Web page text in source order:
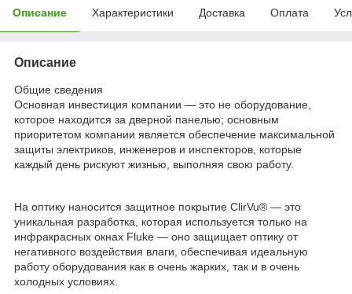
Описание Характеристики Доставка Оплата
Описание
Общие сведения
Основная инвестиция компании — это не оборудование,
которое находится за дверной панелью; основным
приоритетом компании является обеспечение максимальной
защиты электриков, инженеров и инспекторов, которые
каждый день рискуют жизнью, выполняя свою работу.
На оптику наносится защитное покрытие ClirVu® — это
уникальная разработка, которая используется только на
инфракрасных окнах Fluke — оно защищает оптику от
негативного воздействия влаги, обеспечивая идеальную
работу оборудования как в очень жарких, так и в очень
холодных условиях.